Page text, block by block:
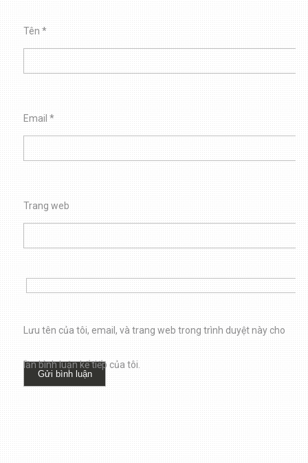
Tên*
Email*
Trang web
Lưu tên của tôi, email, và trang web trong trình duyệt này cho
lần bình luận kế tiếp của tôi.